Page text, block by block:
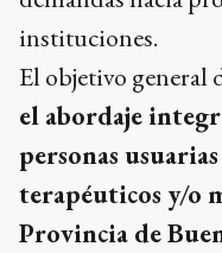
instituciones.
El objetivo general
el abordaje
personas
terapéuticos y/o
Provincia de